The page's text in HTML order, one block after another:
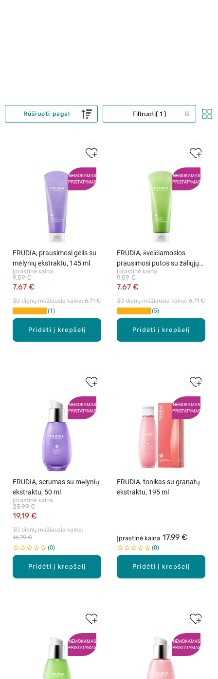
Filtruoti 1
Rūšiuoti pagal
NEMOKAMAS
PRISTATYMAS
Pridėti į krepšelį
FRUDIA, prausimosi gelis su
mėlynių ekstraktu, 145 ml
Įprastinė kaina
7,67 €
9,59 €
30 dienų mažiausia kaina: 6,71 €
1
NEMOKAMAS
PRISTATYMAS
Pridėti į krepšelį
FRUDIA, šveičiamosios
prausimosi putos su žaliųjų
vynuogių ekstraktu, 145 ml
Įprastinė kaina
7,67 €
9,59 €
30 dienų mažiausia kaina: 6,71 €
5
NEMOKAMAS
PRISTATYMAS
Pridėti į krepšelį
FRUDIA, serumas su mėlynių
ekstraktu, 50 ml
Įprastinė kaina
19,19 €
23,99 €
30 dienų mažiausia kaina:
16,79 €
0
NEMOKAMAS
PRISTATYMAS
Pridėti į krepšelį
FRUDIA, tonikas su granatų
ekstraktu, 195 ml
Įprastinė kaina 17,99 €
0
NEMOKAMAS
PRISTATYMAS
NEMOKAMAS
PRISTATYMAS